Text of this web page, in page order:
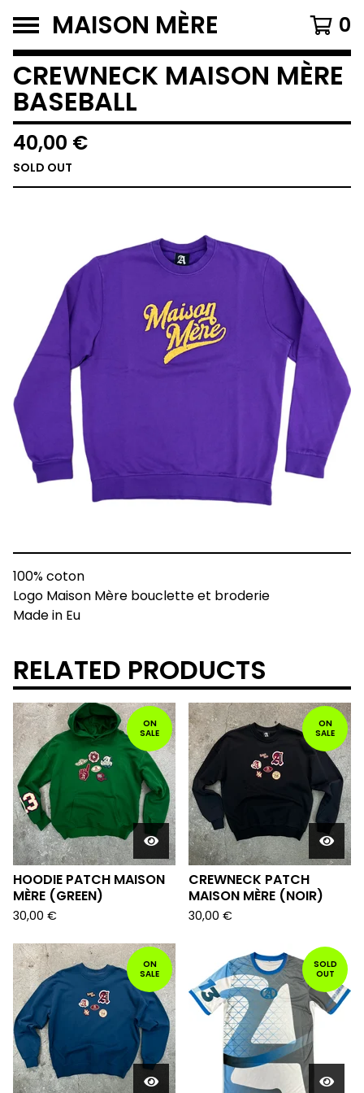
MAISON MÈRE 0
CREWNECK MAISON MÈRE
BASEBALL
40,00 €
SOLD OUT
100% coton
Logo Maison Mère bouclette et broderie
Made in Eu
RELATED PRODUCTS
ON
SALE
HOODIE PATCH MAISON
MÈRE (GREEN)
30,00 €
ON
SALE
CREWNECK PATCH
MAISON MÈRE (NOIR)
30,00 €
ON
SALE
SOLD
OUT